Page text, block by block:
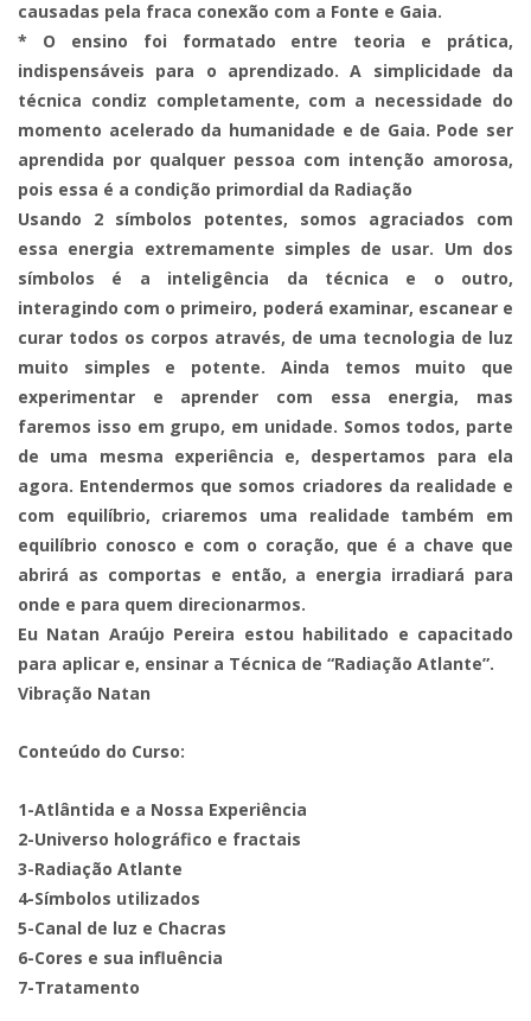
causadas pela fraca conexão com a Fonte e Gaia.
* O ensino foi formatado entre teoria e prática,
indispensáveis para o aprendizado. A simplicidade da
técnica condiz completamente, com a necessidade do
momento acelerado da humanidade e de Gaia. Pode ser
aprendida por qualquer pessoa com intenção amorosa,
pois essa é a condição primordial da Radiação
Usando 2 símbolos potentes, somos agraciados com
essa energia extremamente simples de usar. Um dos
símbolos é a inteligência da técnica e o outro,
interagindo com o primeiro, poderá examinar, escanear e
curar todos os corpos através, de uma tecnologia de luz
muito simples e potente. Ainda temos muito que
experimentar e aprender com essa energia, mas
faremos isso em grupo, em unidade. Somos todos, parte
de uma mesma experiência e, despertamos para ela
agora. Entendermos que somos criadores da realidade e
com equilíbrio, criaremos uma realidade também em
equilíbrio conosco e com o coração, que é a chave que
abrirá as comportas e então, a energia irradiará para
onde e para quem direcionarmos.
Eu Natan Araújo Pereira estou habilitado e capacitado
para aplicar e, ensinar a Técnica de “Radiação Atlante”.
Vibração Natan
Conteúdo do Curso:
1-Atlântida e a Nossa Experiência
2-Universo holográfico e fractais
3-Radiação Atlante
4-Símbolos utilizados
5-Canal de luz e Chacras
6-Cores e sua influência
7-Tratamento